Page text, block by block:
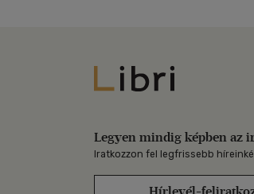
Libri
Legyen mindig képben az
Iratkozzon fel legfrissebb